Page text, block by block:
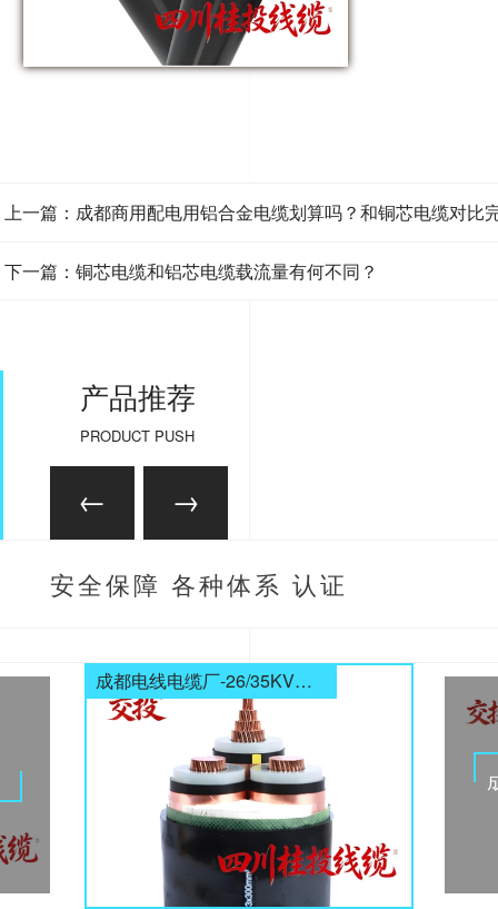
上一篇：成都商用配电用铝合金电缆划算吗？和铜芯电缆对比
就懂了
下一篇：铜芯电缆和铝芯电缆载流量有何不同？
产品推荐
PRODUCT PUSH
安全保障 各种体系 认证
成都电线电缆厂-26/35KV高压电缆